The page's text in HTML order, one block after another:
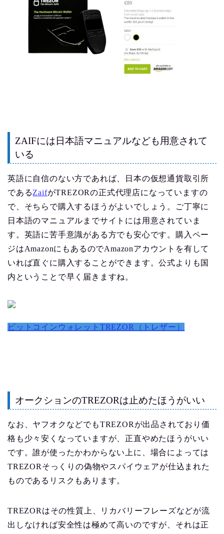
ZAIFには日本語マニュアルなども用意されて
いる
英語に自信のない方であれば、日本の仮想通貨取引所
であるZaifがTREZORの正式代理店になっていますの
で、そちらで購入するほうがよいでしょう。ご丁寧に
日本語のマニュアルまでサイトには用意されていま
す。英語に苦手意識がある方でも安心です。購入ペー
ジはAmazonにもあるのでAmazonアカウントを有して
いれば直ぐに購入することができます。公式よりも国
内ということで早く届きますね。
ビットコインウォレットTREZOR（トレザー）
オークションのTREZORは止めたほうがいい
なお、ヤフオクなどでもTREZORが出品されており価
格も少々安くなっていますが、正直やめたほうがいい
です。誰が使ったかわからない上に、場合によっては
TREZORそっくりの偽物やスパイウェアが仕込まれた
ものであるリスクもあります。
TREZORはその性質上、リカバリーフレーズなどが流
出しなければ安全性は極めて高いのですが、それは正